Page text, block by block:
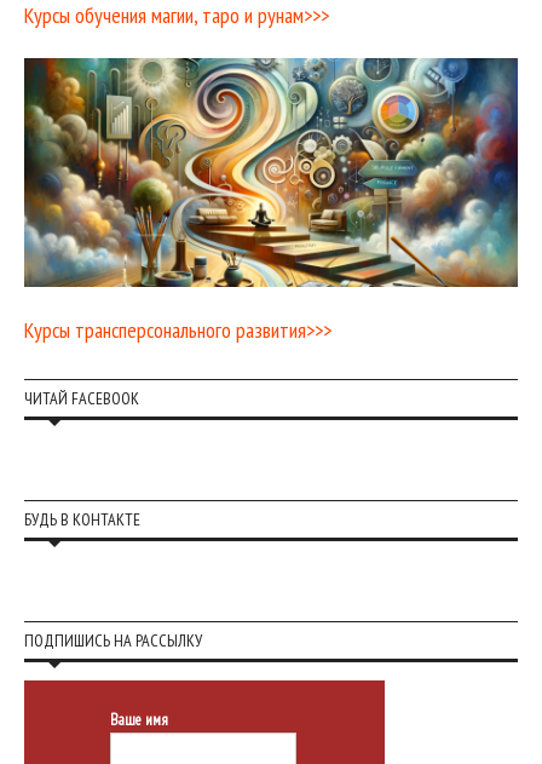
Курсы обучения магии, таро и рунам>>>
Курсы трансперсонального развития>>>
ЧИТАЙ FACEBOOK
БУДЬ В КОНТАКТЕ
ПОДПИШИСЬ НА РАССЫЛКУ
Ваше имя